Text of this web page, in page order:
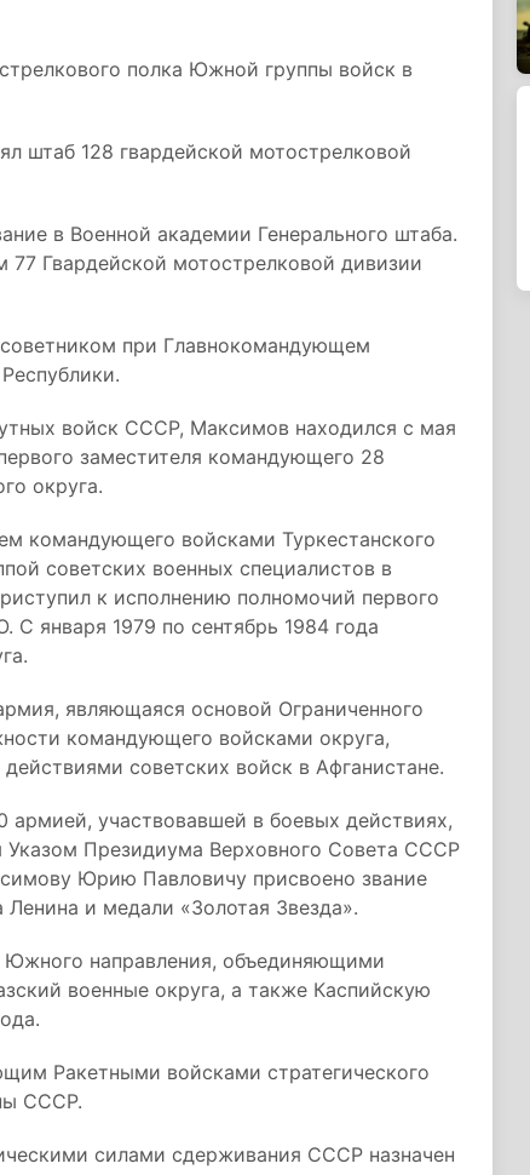
полка Южной группы войск в
штаб 128 гвардейской мотострелковой
в Военной академии Генерального штаба.
Гвардейской мотострелковой дивизии
при Главнокомандующем
войск СССР, Максимов находился с мая
заместителя командующего 28
округа.
командующего войсками Туркестанского
советских военных специалистов в
к исполнению полномочий первого
января 1979 по сентябрь 1984 года
являющаяся основой Ограниченного
командующего войсками округа,
советских войск в Афганистане.
участвовавшей в боевых действиях,
Президиума Верховного Совета СССР
Юрию Павловичу присвоено звание
и медали «Золотая Звезда».
направления, объединяющими
военные округа, а также Каспийскую
Ракетными войсками стратегического
СССР.
силами сдерживания СССР назначен